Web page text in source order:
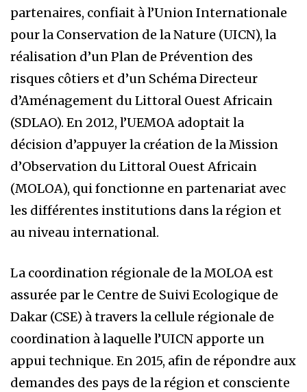
partenaires, confiait à l’Union Internationale
pour la Conservation de la Nature (UICN), la
réalisation d’un Plan de Prévention des
risques côtiers et d’un Schéma Directeur
d’Aménagement du Littoral Ouest Africain
(SDLAO). En 2012, l’UEMOA adoptait la
décision d’appuyer la création de la Mission
d’Observation du Littoral Ouest Africain
(MOLOA), qui fonctionne en partenariat avec
les différentes institutions dans la région et
au niveau international.
La coordination régionale de la MOLOA est
assurée par le Centre de Suivi Ecologique de
Dakar (CSE) à travers la cellule régionale de
coordination à laquelle l’UICN apporte un
appui technique. En 2015, afin de répondre aux
demandes des pays de la région et consciente